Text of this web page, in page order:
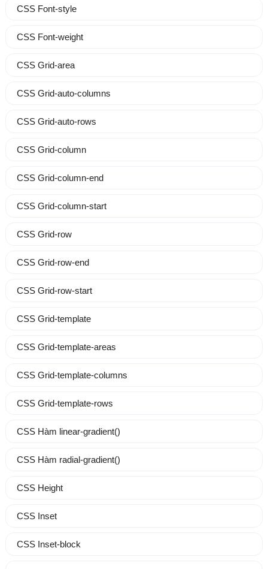
CSS Font-style
CSS Font-weight
CSS Grid-area
CSS Grid-auto-columns
CSS Grid-auto-rows
CSS Grid-column
CSS Grid-column-end
CSS Grid-column-start
CSS Grid-row
CSS Grid-row-end
CSS Grid-row-start
CSS Grid-template
CSS Grid-template-areas
CSS Grid-template-columns
CSS Grid-template-rows
CSS Hàm linear-gradient()
CSS Hàm radial-gradient()
CSS Height
CSS Inset
CSS Inset-block